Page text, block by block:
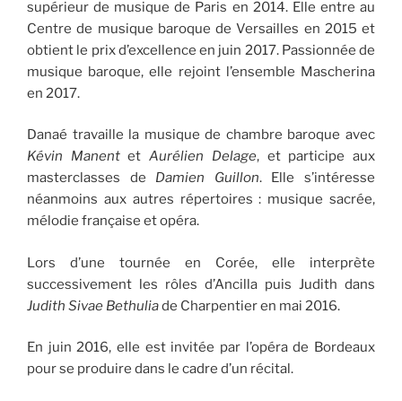
supérieur de musique de Paris en 2014. Elle entre au
Centre de musique baroque de Versailles en 2015 et
obtient le prix d’excellence en juin 2017. Passionnée de
musique baroque, elle rejoint l’ensemble Mascherina
en 2017.
Danaé travaille la musique de chambre baroque avec
Kévin ManentetAurélien Delage, et participe aux
masterclasses de Damien Guillon. Elle s’intéresse
néanmoins aux autres répertoires : musique sacrée,
mélodie française et opéra.
Lors d’une tournée en Corée, elle interprète
successivement les rôles d’Ancilla puis Judith dans
Judith Sivae Bethuliade Charpentier en mai 2016.
En juin 2016, elle est invitée par l’opéra de Bordeaux
pour se produire dans le cadre d’un récital.